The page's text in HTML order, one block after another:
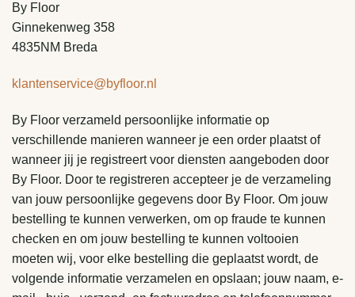
By Floor
Ginnekenweg 358
4835NM Breda
klantenservice@byfloor.nl
By Floor verzameld persoonlijke informatie op
verschillende manieren wanneer je een order plaatst of
wanneer jij je registreert voor diensten aangeboden door
By Floor. Door te registreren accepteer je de verzameling
van jouw persoonlijke gegevens door By Floor. Om jouw
bestelling te kunnen verwerken, om op fraude te kunnen
checken en om jouw bestelling te kunnen voltooien
moeten wij, voor elke bestelling die geplaatst wordt, de
volgende informatie verzamelen en opslaan; jouw naam, e-